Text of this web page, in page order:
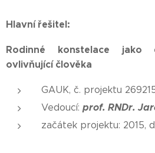
Hlavní řešitel:
Rodinné konstelace jako
ovlivňující člověka
GAUK, č. projektu
Vedoucí: prof. RNDr.
začátek projektu: 2015,